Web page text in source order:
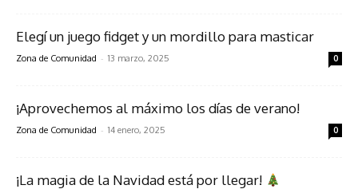
Elegí un juego fidget y un mordillo para masticar
Zona de Comunidad - 13 marzo, 2025 0
¡Aprovechemos al máximo los días de verano!
Zona de Comunidad - 14 enero, 2025 0
¡La magia de la Navidad está por llegar!